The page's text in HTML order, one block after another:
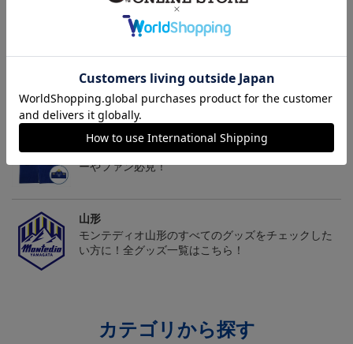
18,700円～23,760円
26/27オーセンティックユ
18,700円～23,760円 19,800円～24,860円
トピックス
山形
チームマスコット「ディーオ」グッズは、サポータ
ーやファン必見！
山形
モンテディオ山形のすべてのグッズをチェックした
い方に！全グッズ一覧はこちら！
カテゴリから探す